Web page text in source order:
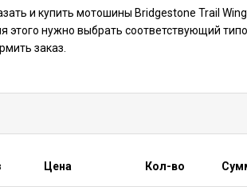
и купить мотошины Bridgestone Trail
этого нужно выбрать соответствующий
заказ.
Цена Кол-во